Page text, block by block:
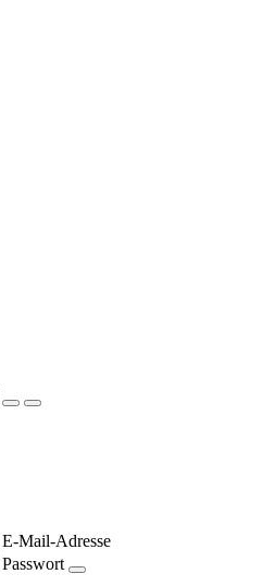
E-Mail-Adresse
Passwort